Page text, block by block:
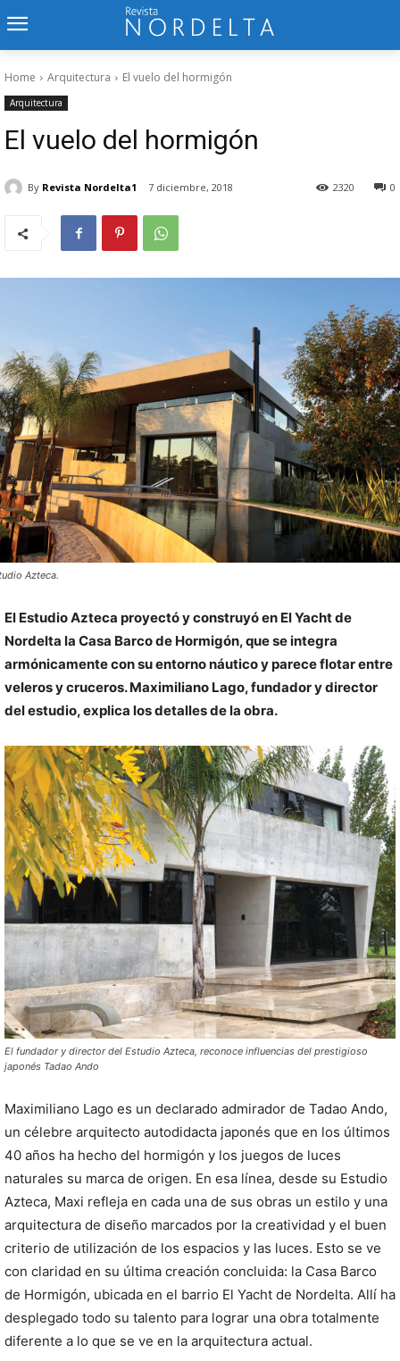
Home Arquitectura El vuelo del hormigón
Arquitectura
El vuelo del hormigón
By Revista Nordelta1 7 diciembre, 2018 0
2320
Azteca.
El Estudio Azteca proyectó y construyó en El Yacht de
Nordelta la Casa Barco de Hormigón, que se integra
armónicamente con su entorno náutico y parece flotar entre
veleros y cruceros. Maximiliano Lago, fundador y director
del estudio, explica los detalles de la obra.
El fundador y director del Estudio Azteca, reconoce influencias del prestigioso
japonés Tadao Ando
Maximiliano Lago es un declarado admirador de Tadao Ando,
un célebre arquitecto autodidacta japonés que en los últimos
40 años ha hecho del hormigón y los juegos de luces
naturales su marca de origen. En esa línea, desde su Estudio
Azteca, Maxi refleja en cada una de sus obras un estilo y una
arquitectura de diseño marcados por la creatividad y el buen
criterio de utilización de los espacios y las luces. Esto se ve
con claridad en su última creación concluida: la Casa Barco
de Hormigón, ubicada en el barrio El Yacht de Nordelta. Allí ha
desplegado todo su talento para lograr una obra totalmente
diferente a lo que se ve en la arquitectura actual.